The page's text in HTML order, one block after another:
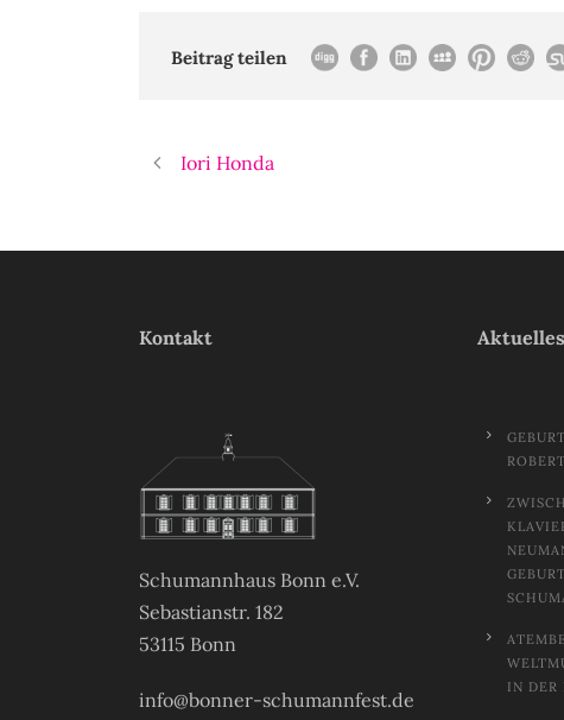
Beitrag teilen
Iori Honda
Kontakt
Schumannhaus Bonn e.V.
Sebastianstr. 182
53115 Bonn
info@bonner-schumannfest.de
Aktuelles
N DER